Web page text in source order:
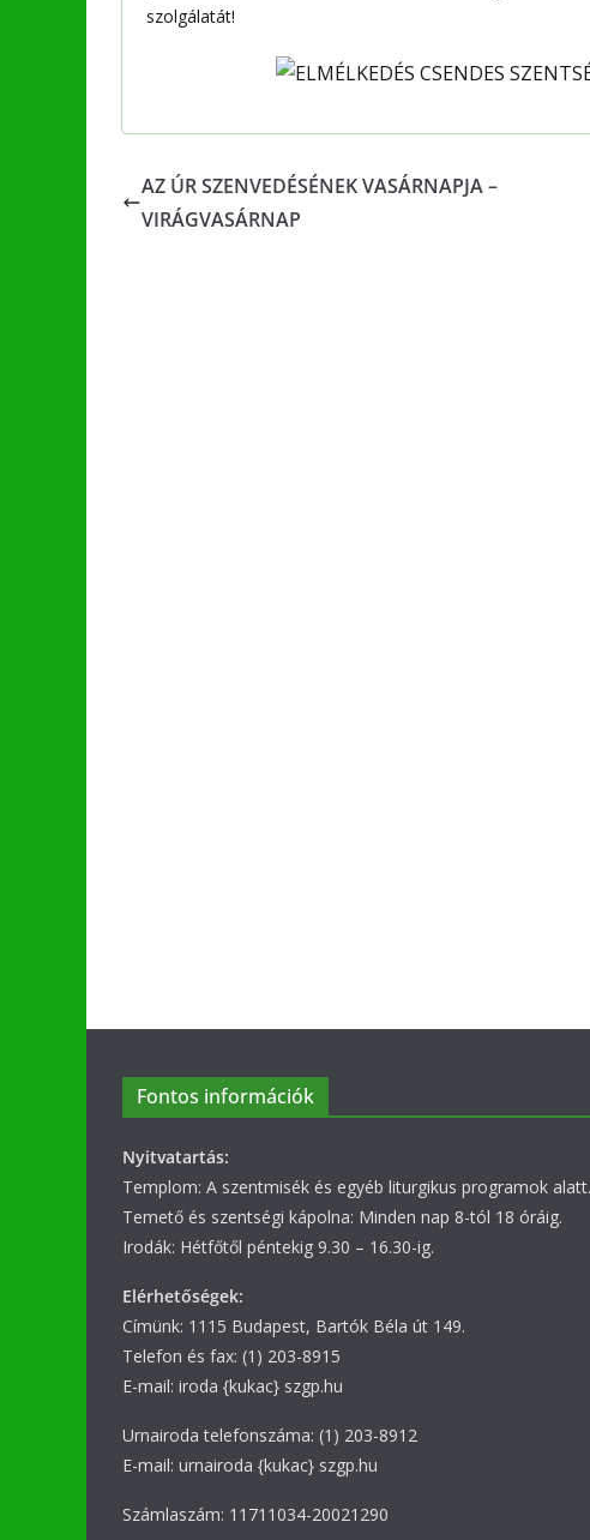
szolgálatát!
AZ ÚR SZENVEDÉSÉNEK VASÁRNAPJA –
VIRÁGVASÁRNAP
Fontos információk
Nyitvatartás:
Templom: A szentmisék és egyéb liturgikus programok alatt.
Temető és szentségi kápolna: Minden nap 8-tól 18 óráig.
Irodák: Hétfőtől péntekig 9.30 – 16.30-ig.
Elérhetőségek:
Címünk: 1115 Budapest, Bartók Béla út 149.
Telefon és fax: (1) 203-8915
E-mail: iroda {kukac} szgp.hu
Urnairoda telefonszáma: (1) 203-8912
E-mail: urnairoda {kukac} szgp.hu
Számlaszám: 11711034-20021290